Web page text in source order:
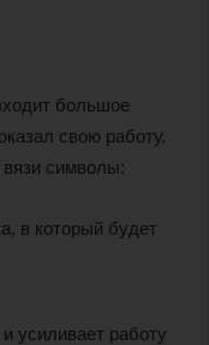
большое
свою работу.
символы:
в который будет
усиливает работу